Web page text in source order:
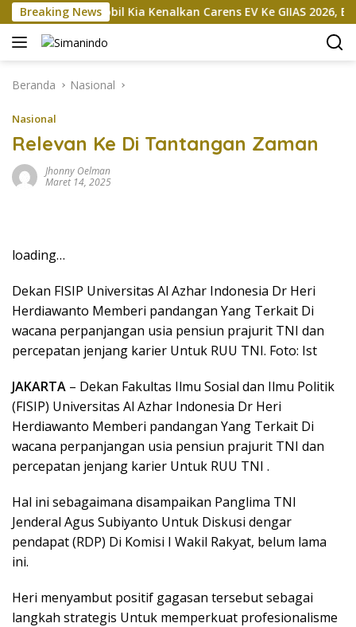
Langsung
ke
konten
Breaking NewsMobil Kia Kenalkan Carens EV Ke GIIAS 2026, Bakal
Beranda Nasional
Nasional
Relevan Ke Di Tantangan Zaman
Jhonny Oelman
Maret 14, 2025
loading…
Dekan FISIP Universitas Al Azhar Indonesia Dr Heri
Herdiawanto Memberi pandangan Yang Terkait Di
wacana perpanjangan usia pensiun prajurit TNI dan
percepatan jenjang karier Untuk RUU TNI. Foto: Ist
JAKARTA – Dekan Fakultas Ilmu Sosial dan Ilmu Politik
(FISIP) Universitas Al Azhar Indonesia Dr Heri
Herdiawanto Memberi pandangan Yang Terkait Di
wacana perpanjangan usia pensiun prajurit TNI dan
percepatan jenjang karier Untuk RUU TNI .
Hal ini sebagaimana disampaikan Panglima TNI
Jenderal Agus Subiyanto Untuk Diskusi dengar
pendapat (RDP) Di Komisi I Wakil Rakyat, belum lama
ini.
Heri menyambut positif gagasan tersebut sebagai
langkah strategis Untuk memperkuat profesionalisme